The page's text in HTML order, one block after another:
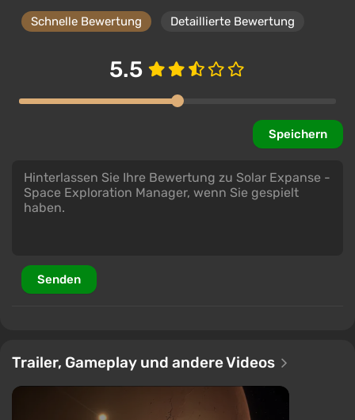
Schnelle Bewertung Detaillierte Bewertung
5.5
Speichern
Senden
Trailer, Gameplay und andere Videos